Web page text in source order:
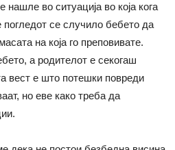
нашле во ситуација во која кога
се случило бебето да
на која го преповивате.
а родителот е секогаш
вест е што потешки повреди
но еве како треба да